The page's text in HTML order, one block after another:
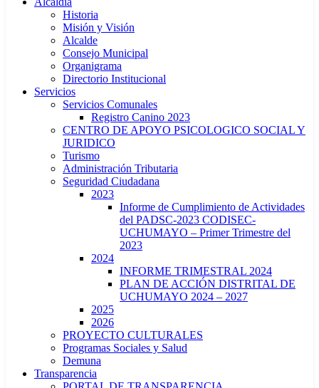
Historia
Misión y Visión
Alcalde
Consejo Municipal
Organigrama
Directorio Institucional
Servicios
Servicios Comunales
Registro Canino 2023
CENTRO DE APOYO PSICOLOGICO SOCIAL Y
JURIDICO
Turismo
Administración Tributaria
Seguridad Ciudadana
2023
Informe de Cumplimiento de Actividades
del PADSC-2023 CODISEC-
UCHUMAYO – Primer Trimestre del
2023
2024
INFORME TRIMESTRAL 2024
PLAN DE ACCIÓN DISTRITAL DE
UCHUMAYO 2024 – 2027
2025
2026
PROYECTO CULTURALES
Programas Sociales y Salud
Demuna
Transparencia